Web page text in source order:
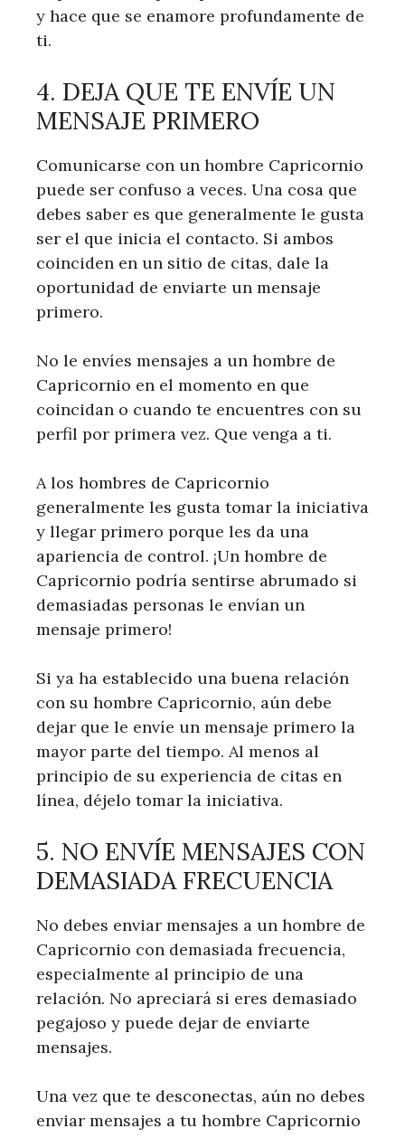
y hace que se enamore profundamente de
ti.
4. DEJA QUE TE ENVÍE UN
MENSAJE PRIMERO
Comunicarse con un hombre Capricornio
puede ser confuso a veces. Una cosa que
debes saber es que generalmente le gusta
ser el que inicia el contacto. Si ambos
coinciden en un sitio de citas, dale la
oportunidad de enviarte un mensaje
primero.
No le envíes mensajes a un hombre de
Capricornio en el momento en que
coincidan o cuando te encuentres con su
perfil por primera vez. Que venga a ti.
A los hombres de Capricornio
generalmente les gusta tomar la iniciativa
y llegar primero porque les da una
apariencia de control. ¡Un hombre de
Capricornio podría sentirse abrumado si
demasiadas personas le envían un
mensaje primero!
Si ya ha establecido una buena relación
con su hombre Capricornio, aún debe
dejar que le envíe un mensaje primero la
mayor parte del tiempo. Al menos al
principio de su experiencia de citas en
línea, déjelo tomar la iniciativa.
5. NO ENVÍE MENSAJES CON
DEMASIADA FRECUENCIA
No debes enviar mensajes a un hombre de
Capricornio con demasiada frecuencia,
especialmente al principio de una
relación. No apreciará si eres demasiado
pegajoso y puede dejar de enviarte
mensajes.
Una vez que te desconectas, aún no debes
enviar mensajes a tu hombre Capricornio